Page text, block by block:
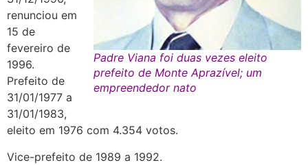
Padre Viana foi duas vezes eleito
prefeito de Monte Aprazível; um
empreendedor nato
renunciou em
15 de
fevereiro de
1996.
Prefeito de
31/01/1977 a
31/01/1983,
eleito em 1976 com 4.354 votos.
Vice-prefeito de 1989 a 1992.